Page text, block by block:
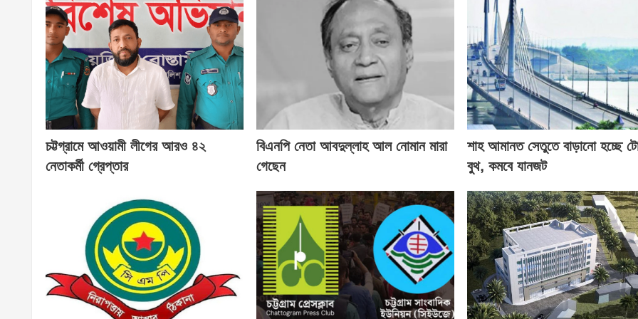
চট্টগ্রামে আওয়ামী লীগের আরও ৪২
নেতাকর্মী গ্রেপ্তার
বিএনপি নেতা আবদুল্লাহ আল নোমান মারা
গেছেন
শাহ আমানত সেতুতে বাড়ানো হচ্ছে
বুথ, কমবে যানজট